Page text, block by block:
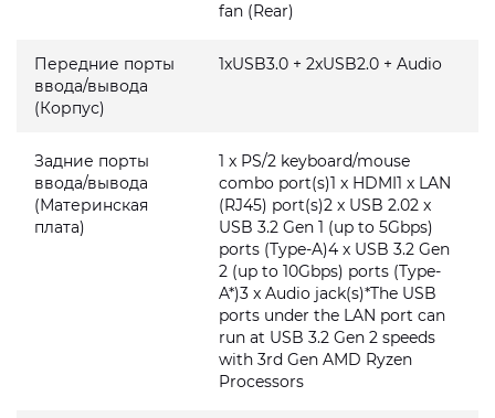
fan (Rear)
Передние порты
ввода/вывода
(Корпус)
1xUSB3.0 + 2xUSB2.0 + Audio
Задние порты
ввода/вывода
(Материнская
плата)
1 x PS/2 keyboard/mouse
combo port(s)1 x HDMI1 x LAN
(RJ45) port(s)2 x USB 2.02 x
USB 3.2 Gen 1 (up to 5Gbps)
ports (Type-A)4 x USB 3.2 Gen
2 (up to 10Gbps) ports (Type-
A*)3 x Audio jack(s)*The USB
ports under the LAN port can
run at USB 3.2 Gen 2 speeds
with 3rd Gen AMD Ryzen
Processors